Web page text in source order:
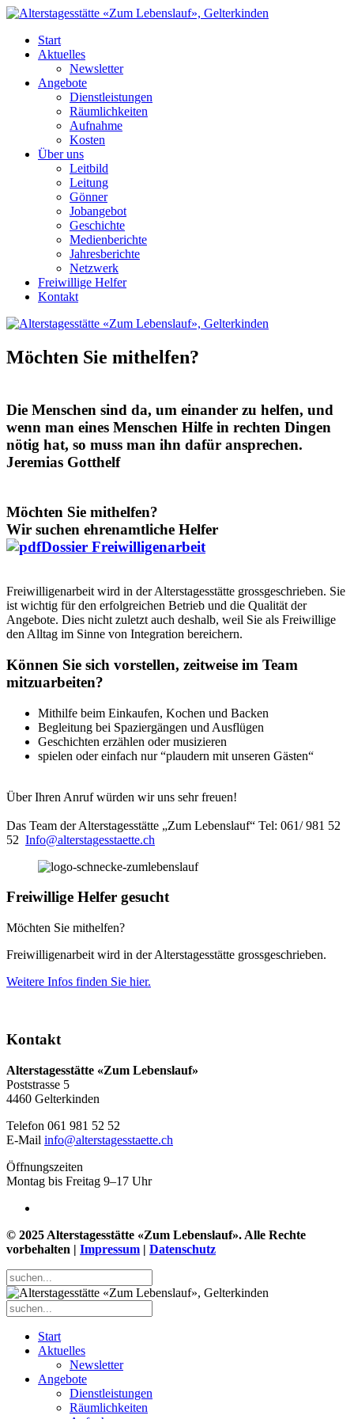
Start
Aktuelles
Newsletter
Angebote
Dienstleistungen
Räumlichkeiten
Aufnahme
Kosten
Über uns
Leitbild
Leitung
Gönner
Jobangebot
Geschichte
Medienberichte
Jahresberichte
Netzwerk
Freiwillige Helfer
Kontakt
Möchten Sie mithelfen?
Die Menschen sind da, um einander zu helfen, und
wenn man eines Menschen Hilfe in rechten Dingen
nötig hat, so muss man ihn dafür ansprechen.
Jeremias Gotthelf
Möchten Sie mithelfen?
Wir suchen ehrenamtliche Helfer
Dossier Freiwilligenarbeit
Freiwilligenarbeit wird in der Alterstagesstätte grossgeschrieben. Sie
ist wichtig für den erfolgreichen Betrieb und die Qualität der
Angebote. Dies nicht zuletzt auch deshalb, weil Sie als Freiwillige
den Alltag im Sinne von Integration bereichern.
Können Sie sich vorstellen, zeitweise im Team
mitzuarbeiten?
Mithilfe beim Einkaufen, Kochen und Backen
Begleitung bei Spaziergängen und Ausflügen
Geschichten erzählen oder musizieren
spielen oder einfach nur “plaudern mit unseren Gästen“
Über Ihren Anruf würden wir uns sehr freuen!
Das Team der Alterstagesstätte „Zum Lebenslauf“ Tel: 061/ 981 52
52 Info@alterstagesstaette.ch
Freiwillige Helfer gesucht
Möchten Sie mithelfen?
Freiwilligenarbeit wird in der Alterstagesstätte grossgeschrieben.
Weitere Infos finden Sie hier.
Kontakt
Alterstagesstätte «Zum Lebenslauf»
Poststrasse 5
4460 Gelterkinden
Telefon 061 981 52 52
E-Mail info@alterstagesstaette.ch
Öffnungszeiten
Montag bis Freitag 9–17 Uhr
© 2025 Alterstagesstätte «Zum Lebenslauf». Alle Rechte
vorbehalten | Impressum | Datenschutz
Start
Aktuelles
Newsletter
Angebote
Dienstleistungen
Räumlichkeiten